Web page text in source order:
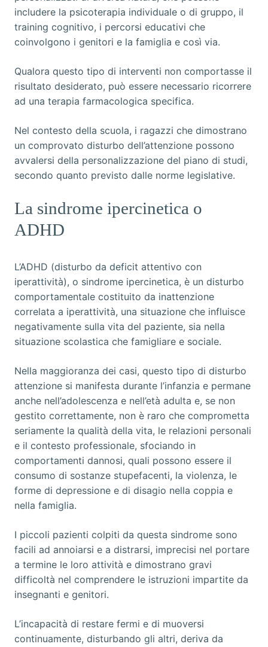
includere la psicoterapia individuale o di gruppo, il
training cognitivo, i percorsi educativi che
coinvolgono i genitori e la famiglia e così via.
Qualora questo tipo di interventi non comportasse il
risultato desiderato, può essere necessario ricorrere
ad una terapia farmacologica specifica.
Nel contesto della scuola, i ragazzi che dimostrano
un comprovato disturbo dell’attenzione possono
avvalersi della personalizzazione del piano di studi,
secondo quanto previsto dalle norme legislative.
La sindrome ipercinetica o
ADHD
L’ADHD (disturbo da deficit attentivo con
iperattività), o sindrome ipercinetica, è un disturbo
comportamentale costituito da inattenzione
correlata a iperattività, una situazione che influisce
negativamente sulla vita del paziente, sia nella
situazione scolastica che famigliare e sociale.
Nella maggioranza dei casi, questo tipo di disturbo
attenzione si manifesta durante l’infanzia e permane
anche nell’adolescenza e nell’età adulta e, se non
gestito correttamente, non è raro che comprometta
seriamente la qualità della vita, le relazioni personali
e il contesto professionale, sfociando in
comportamenti dannosi, quali possono essere il
consumo di sostanze stupefacenti, la violenza, le
forme di depressione e di disagio nella coppia e
nella famiglia.
I piccoli pazienti colpiti da questa sindrome sono
facili ad annoiarsi e a distrarsi, imprecisi nel portare
a termine le loro attività e dimostrano gravi
difficoltà nel comprendere le istruzioni impartite da
insegnanti e genitori.
L’incapacità di restare fermi e di muoversi
continuamente, disturbando gli altri, deriva da